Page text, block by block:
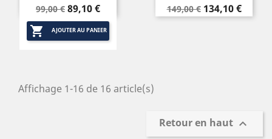
Prix
de
base
99,00 € Prix
89,10 €
 AJOUTER AU PANIER
Prix
de
149,00 € Prix
134,10 €
Affichage 1-16 de 16 article(s)
Retour en haut 